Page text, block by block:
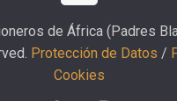
de África (Padres
Protección de Datos /
Cookies